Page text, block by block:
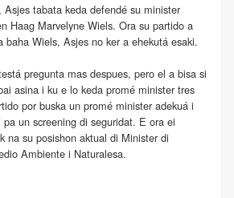
tabata keda defendé su minister
Haag Marvelyne Wiels. Ora su partido a
baha Wiels, Asjes no ker a ehekutá esaki.
pregunta mas despues, pero el a bisa si
asina i ku e lo keda promé minister tres
por buska un promé minister adekuá i
un screening di seguridat. E ora ei
na su posishon aktual di Minister di
Ambiente i Naturalesa.